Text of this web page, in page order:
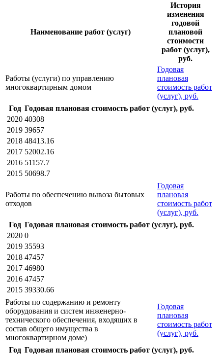
Наименование работ (услуг)
История
изменения
годовой
плановой
стоимости
работ (услуг),
руб.
Работы (услуги) по управлению
многоквартирным домом
Годовая
плановая
стоимость работ
(услуг), руб.
Год Годовая плановая стоимость работ (услуг), руб.
2020 40308
2019 39657
2018 48413.16
2017 52002.16
2016 51157.7
2015 50698.7
Работы по обеспечению вывоза бытовых
отходов
Годовая
плановая
стоимость работ
(услуг), руб.
Год Годовая плановая стоимость работ (услуг), руб.
2020 0
2019 35593
2018 47457
2017 46980
2016 47457
2015 39330.66
Работы по содержанию и ремонту
оборудования и систем инженерно-
технического обеспечения, входящих в
состав общего имущества в
многоквартирном доме)
Годовая
плановая
стоимость работ
(услуг), руб.
Год Годовая плановая стоимость работ (услуг), руб.